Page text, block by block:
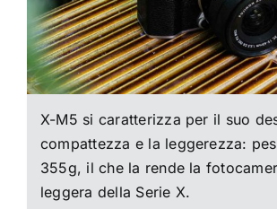
X-M5 si caratterizza per il suo
compattezza e la leggerezza:
355g, il che la rende la
leggera della Serie X.